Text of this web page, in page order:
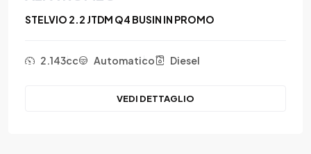
Q3 35TDI S-TRONIC ADVANCED IN PROMO
1.968cc Automatico Diesel
VEDI DETTAGLIO